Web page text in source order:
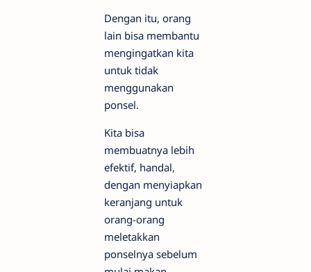
Dengan itu, orang
lain bisa membantu
mengingatkan kita
untuk tidak
menggunakan
ponsel.
Kita bisa
membuatnya lebih
efektif, handal,
dengan menyiapkan
keranjang untuk
orang-orang
meletakkan
ponselnya sebelum